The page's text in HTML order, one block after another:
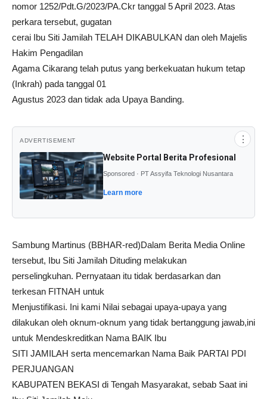
nomor 1252/Pdt.G/2023/PA.Ckr tanggal 5 April 2023. Atas
perkara tersebut, gugatan
cerai Ibu Siti Jamilah TELAH DIKABULKAN dan oleh Majelis
Hakim Pengadilan
Agama Cikarang telah putus yang berkekuatan hukum tetap
(Inkrah) pada tanggal 01
Agustus 2023 dan tidak ada Upaya Banding.
ADVERTISEMENT ⋮
Website Portal Berita Profesional
Sponsored · PT Assyifa Teknologi Nusantara
Learn more
Sambung Martinus (BBHAR-red)Dalam Berita Media Online
tersebut, Ibu Siti Jamilah Dituding melakukan
perselingkuhan. Pernyataan itu tidak berdasarkan dan
terkesan FITNAH untuk
Menjustifikasi. Ini kami Nilai sebagai upaya-upaya yang
dilakukan oleh oknum-oknum yang tidak bertanggung jawab,ini
untuk Mendeskreditkan Nama BAIK Ibu
SITI JAMILAH serta mencemarkan Nama Baik PARTAI PDI
PERJUANGAN
KABUPATEN BEKASI di Tengah Masyarakat, sebab Saat ini